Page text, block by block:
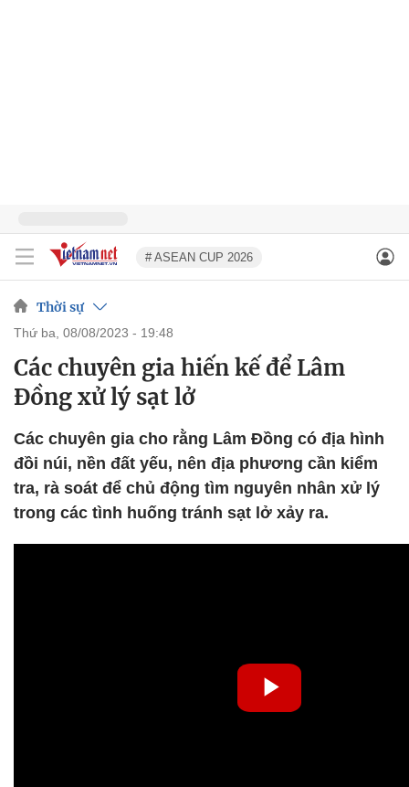
# ASEAN CUP 2026
Thời sự
thứ ba, 08/08/2023 - 19:48
Các chuyên gia hiến kế để Lâm
Đồng xử lý sạt lở
Các chuyên gia cho rằng Lâm Đồng có địa hình
đồi núi, nền đất yếu, nên địa phương cần kiểm
tra, rà soát để chủ động tìm nguyên nhân xử lý
trong các tình huống tránh sạt lở xảy ra.